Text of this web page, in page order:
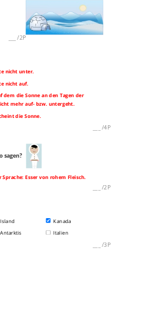
/2P
nicht unter.
nicht auf.
die Sonne an den Tagen der
mehr auf- bzw. untergeht.
die Sonne.
/4P
sagen?
Esser von rohem Fleisch.
/2P
Kanada
Italien
/3P